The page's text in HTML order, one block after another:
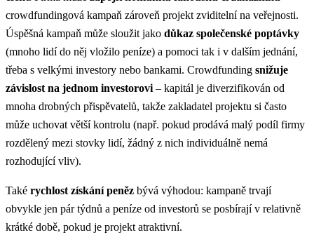
crowdfundingová kampaň zároveň projekt zviditelní na veřejnosti.
Úspěšná kampaň může sloužit jako důkaz společenské poptávky
(mnoho lidí do něj vložilo peníze) a pomoci tak i v dalším jednání,
třeba s velkými investory nebo bankami. Crowdfunding snižuje
závislost na jednom investorovi – kapitál je diverzifikován od
mnoha drobných přispěvatelů, takže zakladatel projektu si často
může uchovat větší kontrolu (např. pokud prodává malý podíl firmy
rozdělený mezi stovky lidí, žádný z nich individuálně nemá
rozhodující vliv).
Také rychlost získání peněz bývá výhodou: kampaně trvají
obvykle jen pár týdnů a peníze od investorů se posbírají v relativně
krátké době, pokud je projekt atraktivní.